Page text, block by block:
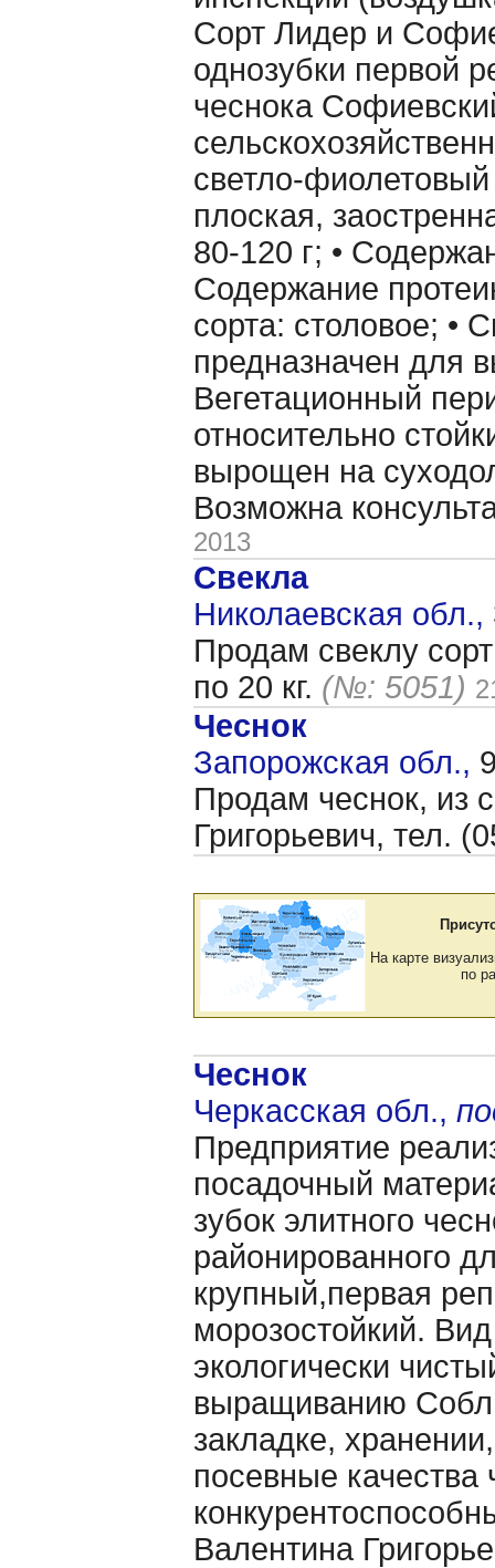
Сорт Лидер и
однозубки первой
чеснока
светло-
плоская,
80-120 г; •
Содержание
сорта: столовое; •
предназначен для
Вегетационный
относительно
вырощен на
Возможна
2013
Свекла
Николаевская обл.,
Продам свеклу
по 20 кг. (№: 5051)
Чеснок
Запорожская обл.,
Продам чеснок, из
Григорьевич, тел.
На карте
по
Чеснок
Черкасская обл.,
Предприятие
посадочный
зубок элитного
районированного
крупный,первая
морозостойкий.
экологически
выращиванию
закладке,
посевные качества
Валентина